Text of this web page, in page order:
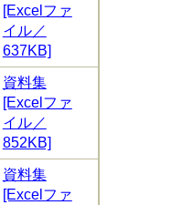
[Excelファ
イル／
637KB]
資料集
[Excelファ
イル／
852KB]
資料集
[Excelファ